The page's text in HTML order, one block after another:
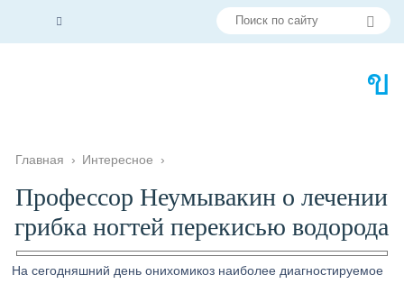
Главная › Интересное ›
Профессор Неумывакин о лечении
грибка ногтей перекисью водорода
На сегодняшний день онихомикоз наиболее диагностируемое